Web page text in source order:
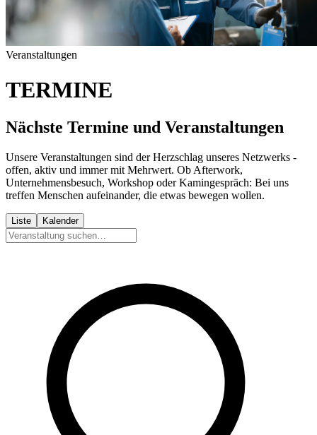
Veranstaltungen
TERMINE
Nächste Termine und Veranstaltungen
Unsere Veranstaltungen sind der Herzschlag unseres Netzwerks -
offen, aktiv und immer mit Mehrwert. Ob Afterwork,
Unternehmensbesuch, Workshop oder Kamingespräch: Bei uns
treffen Menschen aufeinander, die etwas bewegen wollen.
Liste Kalender